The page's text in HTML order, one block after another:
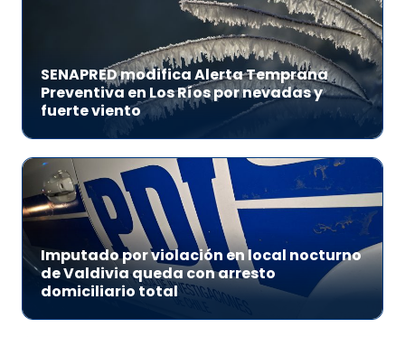
SENAPRED modifica Alerta Temprana
Preventiva en Los Ríos por nevadas y
fuerte viento
Imputado por violación en local nocturno
de Valdivia queda con arresto
domiciliario total